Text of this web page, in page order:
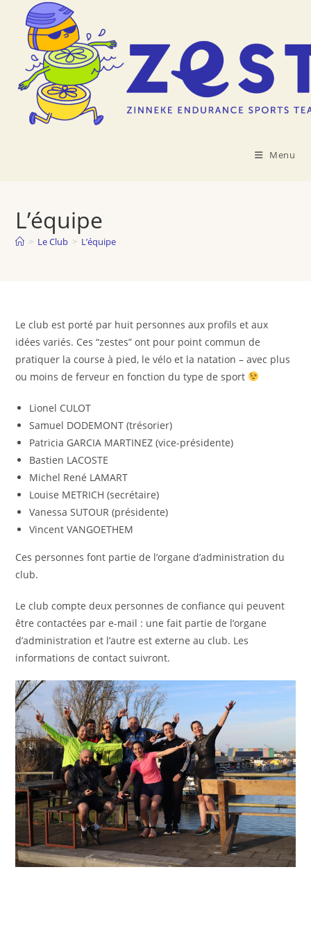
content
Menu
L’équipe
> Le Club > L’équipe
Le club est porté par huit personnes aux profils et aux
idées variés. Ces “zestes” ont pour point commun de
pratiquer la course à pied, le vélo et la natation – avec plus
ou moins de ferveur en fonction du type de sport
Lionel CULOT
Samuel DODEMONT (trésorier)
Patricia GARCIA MARTINEZ (vice-présidente)
Bastien LACOSTE
Michel René LAMART
Louise METRICH (secrétaire)
Vanessa SUTOUR (présidente)
Vincent VANGOETHEM
Ces personnes font partie de l’organe d’administration du
club.
Le club compte deux personnes de confiance qui peuvent
être contactées par e-mail : une fait partie de l’organe
d’administration et l’autre est externe au club. Les
informations de contact suivront.